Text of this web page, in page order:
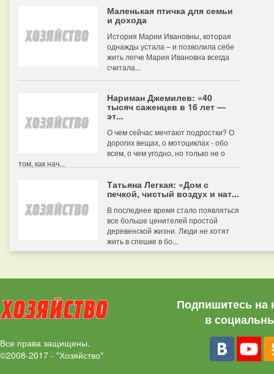
Маленькая птичка для семьи
и дохода
История Марии Ивановны, которая
однажды устала – и позволила себе
жить легче Мария Ивановна всегда
считала...
Нариман Джемилев: «40
тысяч саженцев в 16 лет —
эт...
О чем сейчас мечтают подростки? О
дорогих вещах, о мотоциклах - обо
всем, о чем угодно, но только не о
том, как нач...
Татьяна Легкая: «Дом с
печкой, чистый воздух и нат...
В последнее время стало появляться
все больше ценителей простой
деревенской жизни. Люди не хотят
жить в спешке в бо...
Все права защищены.
©2008-2017 - "Хозяйство"
Подпишитесь на
в